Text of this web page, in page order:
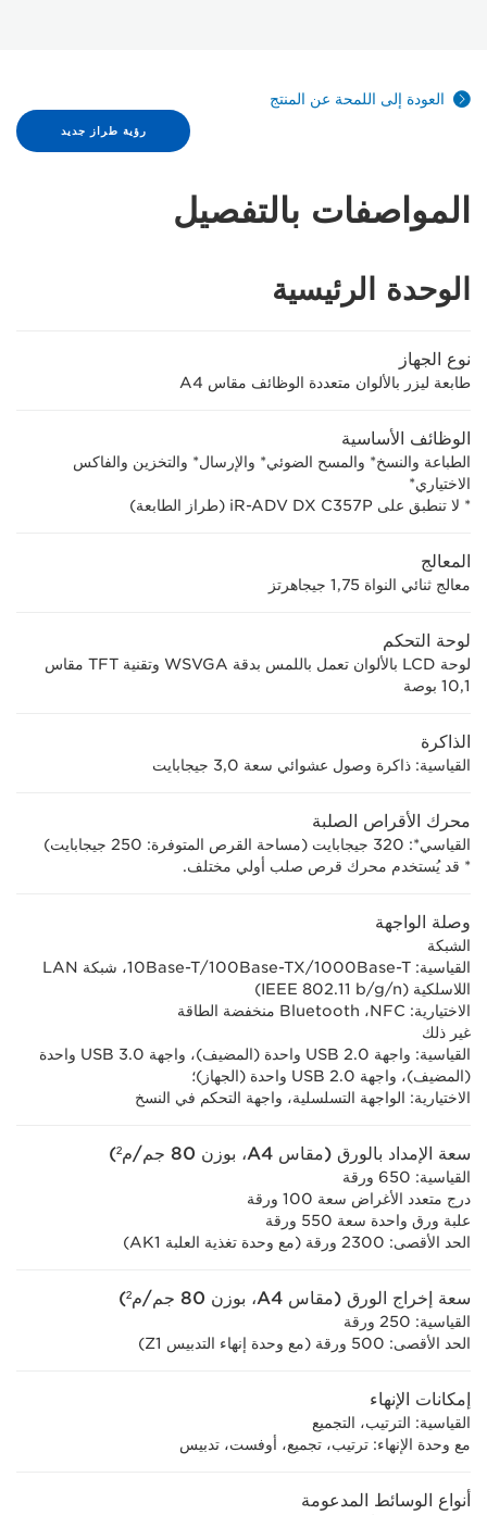
العودة إلى اللمحة عن المنتج
رؤية طراز جديد
المواصفات بالتفصيل
الوحدة الرئيسية
نوع الجهاز
طابعة ليزر بالألوان متعددة الوظائف مقاس A4
الوظائف الأساسية
الطباعة والنسخ* والمسح الضوئي* والإرسال* والتخزين والفاكس
الاختياري*
* لا تنطبق على iR-ADV DX C357P (طراز الطابعة)
المعالج
معالج ثنائي النواة 1,75 جيجاهرتز
لوحة التحكم
لوحة LCD بالألوان تعمل باللمس بدقة WSVGA وتقنية TFT مقاس
10,1 بوصة
الذاكرة
القياسية: ذاكرة وصول عشوائي سعة 3,0 جيجابايت
محرك الأقراص الصلبة
القياسي*: 320 جيجابايت (مساحة القرص المتوفرة: 250 جيجابايت)
* قد يُستخدم محرك قرص صلب أولي مختلف.
وصلة الواجهة
الشبكة
القياسية: 1000Base-T‏/100Base-TX‏/10Base-T، شبكة LAN
اللاسلكية (IEEE 802.11 b/g/n)
الاختيارية: NFC‏، Bluetooth منخفضة الطاقة
غير ذلك
القياسية: واجهة USB 2.0 واحدة (المضيف)، واجهة USB 3.0 واحدة
(المضيف)، واجهة USB 2.0 واحدة (الجهاز)؛
الاختيارية: الواجهة التسلسلية، واجهة التحكم في النسخ
سعة الإمداد بالورق (مقاس A4، بوزن 80 جم/م²)
القياسية: 650 ورقة
درج متعدد الأغراض سعة 100 ورقة
علبة ورق واحدة سعة 550 ورقة
الحد الأقصى: 2300 ورقة (مع وحدة تغذية العلبة AK1)
سعة إخراج الورق (مقاس A4، بوزن 80 جم/م²)
القياسية: 250 ورقة
الحد الأقصى: 500 ورقة (مع وحدة إنهاء التدبيس Z1)
إمكانات الإنهاء
القياسية: الترتيب، التجميع
مع وحدة الإنهاء: ترتيب، تجميع، أوفست، تدبيس
أنواع الوسائط المدعومة